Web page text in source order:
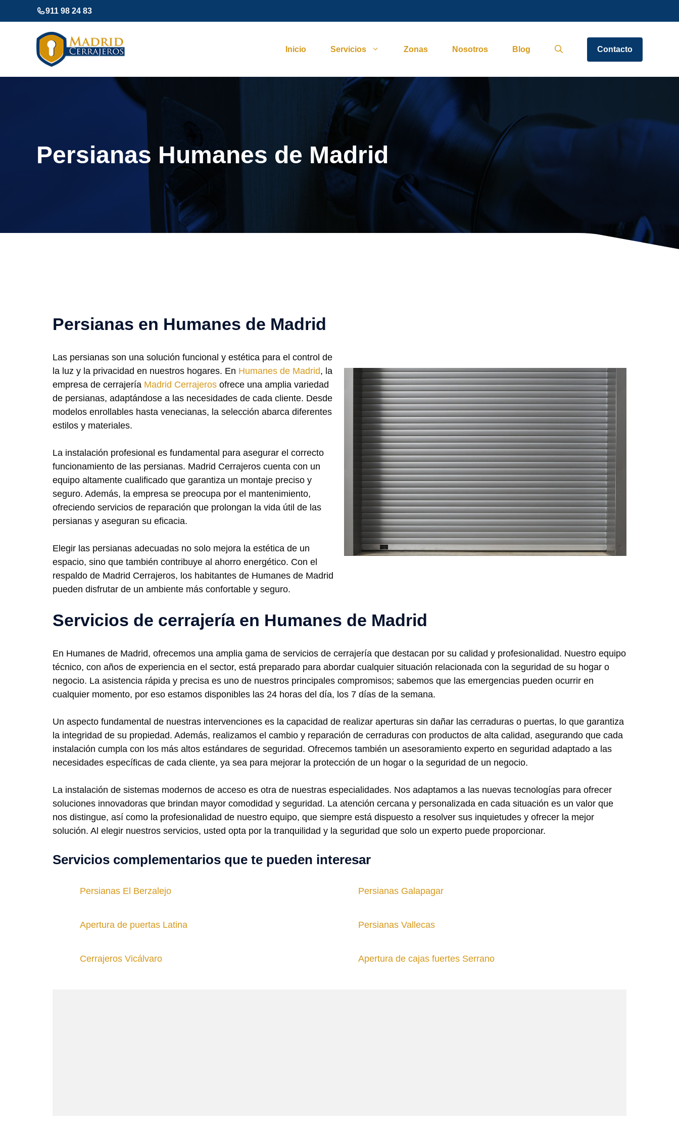
al
911 98 24 83
Inicio Servicios Zonas Nosotros Blog Contacto
Persianas Humanes de Madrid
Persianas en Humanes de Madrid
Las persianas son una solución funcional y estética para el control de
la luz y la privacidad en nuestros hogares. En Humanes de Madrid, la
empresa de cerrajería Madrid Cerrajeros ofrece una amplia variedad
de persianas, adaptándose a las necesidades de cada cliente. Desde
modelos enrollables hasta venecianas, la selección abarca diferentes
estilos y materiales.
La instalación profesional es fundamental para asegurar el correcto
funcionamiento de las persianas. Madrid Cerrajeros cuenta con un
equipo altamente cualificado que garantiza un montaje preciso y
seguro. Además, la empresa se preocupa por el mantenimiento,
ofreciendo servicios de reparación que prolongan la vida útil de las
persianas y aseguran su eficacia.
Elegir las persianas adecuadas no solo mejora la estética de un
espacio, sino que también contribuye al ahorro energético. Con el
respaldo de Madrid Cerrajeros, los habitantes de Humanes de Madrid
pueden disfrutar de un ambiente más confortable y seguro.
Servicios de cerrajería en Humanes de Madrid
En Humanes de Madrid, ofrecemos una amplia gama de servicios de cerrajería que destacan por su calidad y profesionalidad. Nuestro equipo
técnico, con años de experiencia en el sector, está preparado para abordar cualquier situación relacionada con la seguridad de su hogar o
negocio. La asistencia rápida y precisa es uno de nuestros principales compromisos; sabemos que las emergencias pueden ocurrir en
cualquier momento, por eso estamos disponibles las 24 horas del día, los 7 días de la semana.
Un aspecto fundamental de nuestras intervenciones es la capacidad de realizar aperturas sin dañar las cerraduras o puertas, lo que garantiza
la integridad de su propiedad. Además, realizamos el cambio y reparación de cerraduras con productos de alta calidad, asegurando que cada
instalación cumpla con los más altos estándares de seguridad. Ofrecemos también un asesoramiento experto en seguridad adaptado a las
necesidades específicas de cada cliente, ya sea para mejorar la protección de un hogar o la seguridad de un negocio.
La instalación de sistemas modernos de acceso es otra de nuestras especialidades. Nos adaptamos a las nuevas tecnologías para ofrecer
soluciones innovadoras que brindan mayor comodidad y seguridad. La atención cercana y personalizada en cada situación es un valor que
nos distingue, así como la profesionalidad de nuestro equipo, que siempre está dispuesto a resolver sus inquietudes y ofrecer la mejor
solución. Al elegir nuestros servicios, usted opta por la tranquilidad y la seguridad que solo un experto puede proporcionar.
Servicios complementarios que te pueden interesar
Persianas El Berzalejo Persianas Galapagar
Apertura de puertas Latina Persianas Vallecas
Cerrajeros Vicálvaro Apertura de cajas fuertes Serrano